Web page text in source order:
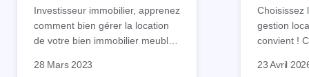
Investisseur immobilier, apprenez
comment bien gérer la location
de votre bien immobilier meublé !
obligations en tant que
28 Mars 2023
Choisissez
gestion
convient !
découvrez
23 Avril